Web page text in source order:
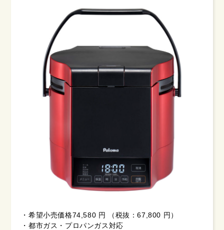
・希望小売価格74,580 円 （税抜：67,800 円）
・都市ガス・プロパンガス対応